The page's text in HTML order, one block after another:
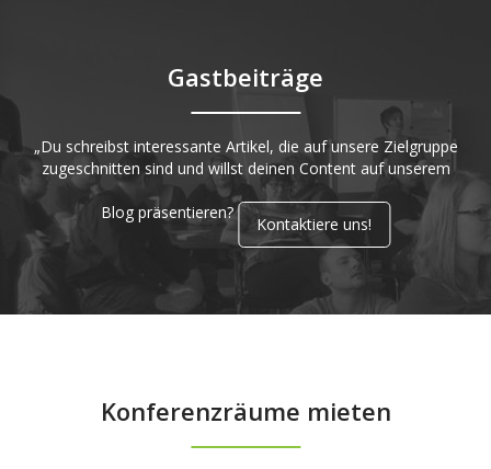
Gastbeiträge
„Du schreibst interessante Artikel, die auf unsere Zielgruppe
zugeschnitten sind und willst deinen Content auf unserem
Blog präsentieren?
Kontaktiere uns!
Konferenzräume mieten